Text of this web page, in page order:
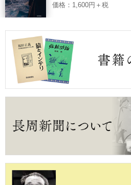
価格：1,600円＋税